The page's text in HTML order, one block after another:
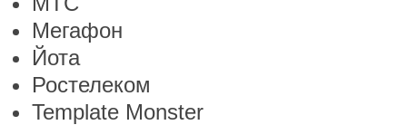
Мегафон
Йота
Ростелеком
Template Monster